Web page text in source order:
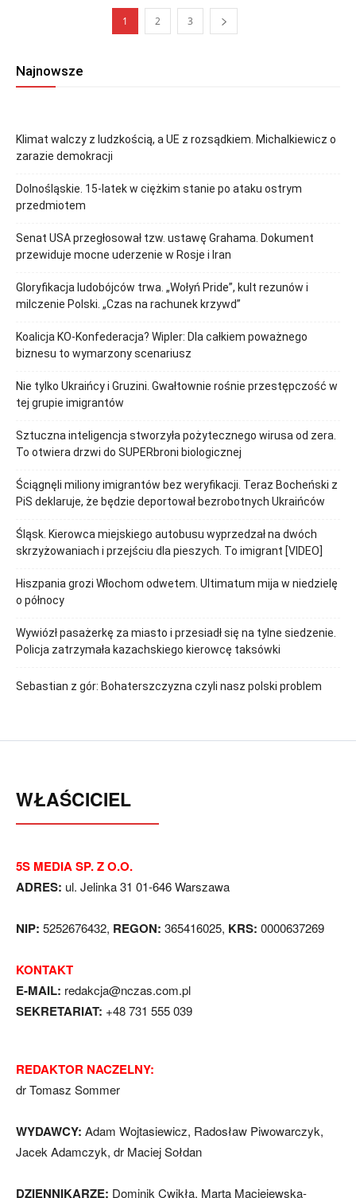
1 2 3
Najnowsze
Klimat walczy z ludzkością, a UE z rozsądkiem. Michalkiewicz o
zarazie demokracji
Dolnośląskie. 15-latek w ciężkim stanie po ataku ostrym
przedmiotem
Senat USA przegłosował tzw. ustawę Grahama. Dokument
przewiduje mocne uderzenie w Rosje i Iran
Gloryfikacja ludobójców trwa. „Wołyń Pride”, kult rezunów i
milczenie Polski. „Czas na rachunek krzywd”
Koalicja KO-Konfederacja? Wipler: Dla całkiem poważnego
biznesu to wymarzony scenariusz
Nie tylko Ukraińcy i Gruzini. Gwałtownie rośnie przestępczość w
tej grupie imigrantów
Sztuczna inteligencja stworzyła pożytecznego wirusa od zera.
To otwiera drzwi do SUPERbroni biologicznej
Ściągnęli miliony imigrantów bez weryfikacji. Teraz Bocheński z
PiS deklaruje, że będzie deportował bezrobotnych Ukraińców
Śląsk. Kierowca miejskiego autobusu wyprzedzał na dwóch
skrzyżowaniach i przejściu dla pieszych. To imigrant [VIDEO]
Hiszpania grozi Włochom odwetem. Ultimatum mija w niedzielę
o północy
Wywiózł pasażerkę za miasto i przesiadł się na tylne siedzenie.
Policja zatrzymała kazachskiego kierowcę taksówki
Sebastian z gór: Bohaterszczyzna czyli nasz polski problem
WŁAŚCICIEL
5S MEDIA SP. Z O.O.
ADRES: ul. Jelinka 31 01-646 Warszawa
NIP: 5252676432, REGON: 365416025, KRS: 0000637269
KONTAKT
E-MAIL: redakcja@nczas.com.pl
SEKRETARIAT: +48 731 555 039
REDAKTOR NACZELNY:
dr Tomasz Sommer
WYDAWCY: Adam Wojtasiewicz, Radosław Piwowarczyk,
Jacek Adamczyk, dr Maciej Sołdan
DZIENNIKARZE: Dominik Cwikła, Marta Maciejewska-